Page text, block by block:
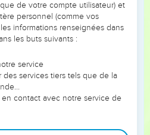
du règne de Dieu
que l’Eternel interviendra là-
tous dans la fosse, ils seront
prison ; après un temps très long
le soleil couvert de honte car
de votre compte utilisateur) et
personnel (comme vos
informations renseignées dans
les buts suivants :
service
services tiers tels que de la
contact avec notre service de